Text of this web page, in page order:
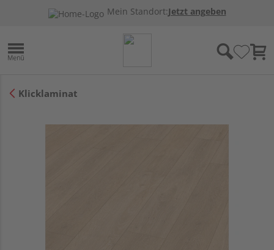
Mein Standort:Jetzt angeben
Klicklaminat